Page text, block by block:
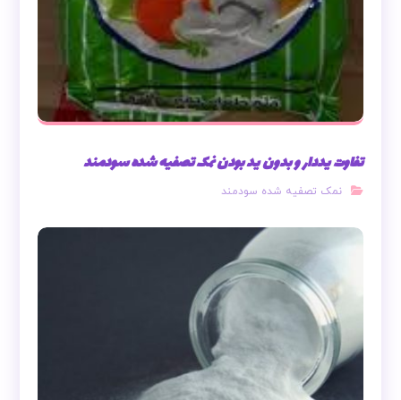
تفاوت یددار و بدون ید بودن نمک تصفیه شده سودمند
نمک تصفیه شده سودمند